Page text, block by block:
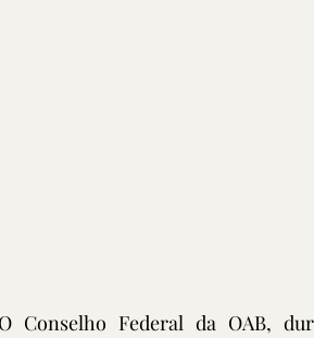
O Conselho Federal da OAB,